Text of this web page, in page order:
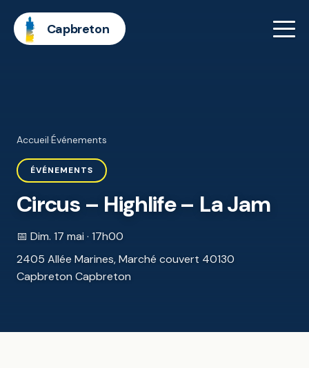
Capbreton
Accueil·Événements
ÉVÉNEMENTS
Circus – Highlife – La Jam
📅 Dim. 17 mai · 17h00
2405 Allée Marines, Marché couvert 40130
Capbreton Capbreton